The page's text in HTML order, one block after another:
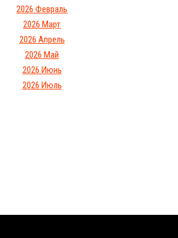
2026 Февраль
2026 Март
2026 Апрель
2026 Май
2026 Июнь
2026 Июль